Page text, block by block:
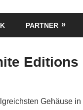
PARTNER
Editions
Gehäuse